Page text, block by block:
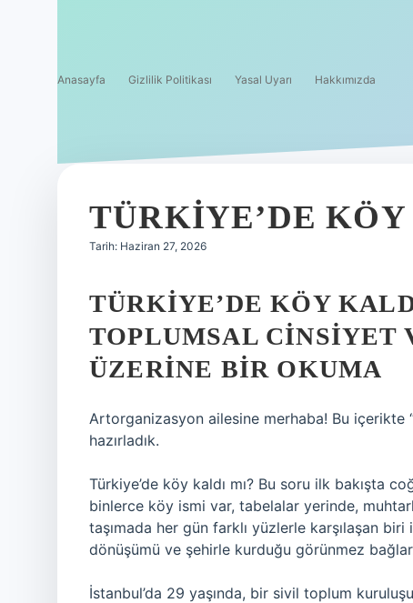
Anasayfa Gizlilik Politikası Yasal Uyarı Hakkımızda
TÜRKIYE’DE
Tarih: Haziran 27, 2026
TÜRKIYE’DE KÖY
TOPLUMSAL CINSIYET
ÜZERINE BIR OKUMA
Artorganizasyon ailesine merhaba! Bu içerikte
hazırladık.
Türkiye’de köy kaldı mı? Bu soru ilk bakışta
binlerce köy ismi var, tabelalar yerinde,
taşımada her gün farklı yüzlerle karşılaşan
dönüşümü ve şehirle kurduğu görünmez
İstanbul’da 29 yaşında, bir sivil toplum